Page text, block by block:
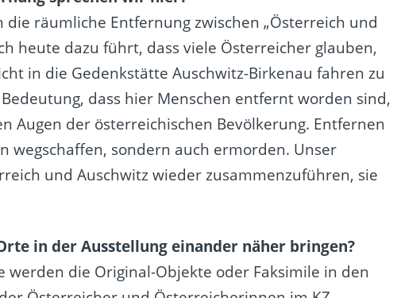
räumliche Entfernung zwischen „Österreich und
heute dazu führt, dass viele Österreicher glauben,
in die Gedenkstätte Auschwitz-Birkenau fahren zu
dass hier Menschen entfernt worden sind,
Augen der österreichischen Bevölkerung. Entfernen
wegschaffen, sondern auch ermorden. Unser
und Auschwitz wieder zusammenzuführen, sie
in der Ausstellung einander näher bringen?
werden die Original-Objekte oder Faksimile in den